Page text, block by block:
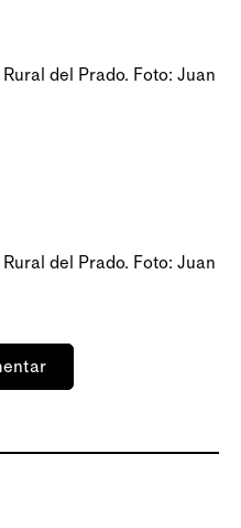
del Prado. Foto: Juan
del Prado. Foto: Juan